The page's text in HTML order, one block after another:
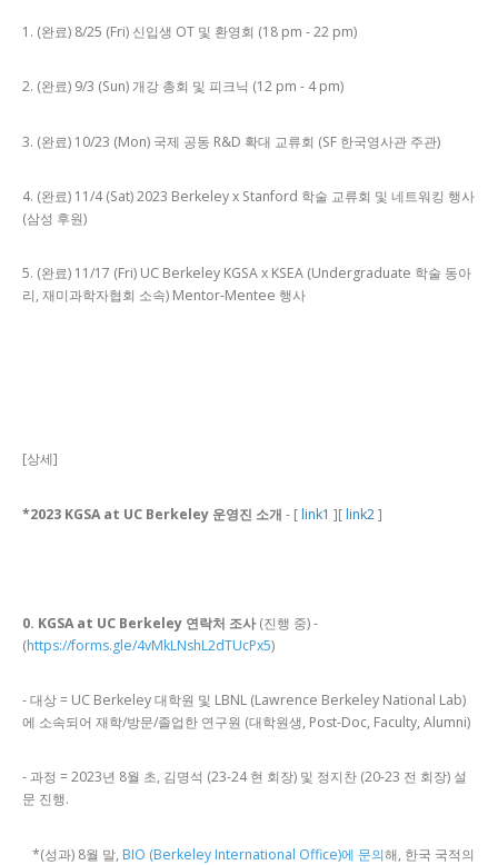
1. (완료) 8/25 (Fri) 신입생 OT 및 환영회 (18 pm - 22 pm)
2. (완료) 9/3 (Sun) 개강 총회 및 피크닉 (12 pm - 4 pm)
3. (완료) 10/23 (Mon) 국제 공동 R&D 확대 교류회 (SF 한국영사관 주관)
4. (완료) 11/4 (Sat) 2023 Berkeley x Stanford 학술 교류회 및 네트워킹 행사
(삼성 후원)
5. (완료) 11/17 (Fri) UC Berkeley KGSA x KSEA (Undergraduate 학술 동아
리, 재미과학자협회 소속) Mentor-Mentee 행사
[상세]
*2023 KGSA at UC Berkeley 운영진 소개 - [link1 ][link2]
0. KGSA at UC Berkeley 연락처 조사 (진행 중) -
(https://forms.gle/4vMkLNshL2dTUcPx5)
- 대상 = UC Berkeley 대학원 및 LBNL (Lawrence Berkeley National Lab)
에 소속되어 재학/방문/졸업한 연구원 (대학원생, Post-Doc, Faculty, Alumni)
- 과정 = 2023년 8월 초, 김명석 (23-24 현 회장) 및 정지찬 (20-23 전 회장) 설
문 진행.
*(성과) 8월 말, BIO (Berkeley International Office)에 문의해, 한국 국적의